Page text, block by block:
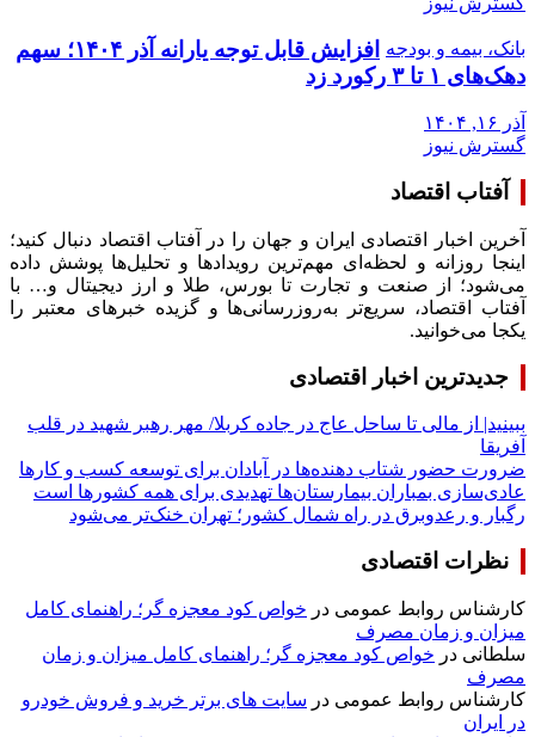
بانک، بیمه و بودجه
افزایش قابل توجه یارانه آذر ۱۴۰۴؛ سهم
دهک‌های ۱ تا ۳ رکورد زد
آذر ۱۶, ۱۴۰۴
گسترش نیوز
آفتاب اقتصاد
آخرین اخبار اقتصادی ایران و جهان را در آفتاب اقتصاد دنبال کنید؛
اینجا روزانه و لحظه‌ای مهم‌ترین رویدادها و تحلیل‌ها پوشش داده
می‌شود؛ از صنعت و تجارت تا بورس، طلا و ارز دیجیتال و… با
آفتاب اقتصاد، سریع‌تر به‌روزرسانی‌ها و گزیده خبرهای معتبر را
یکجا می‌خوانید.
جدیدترین اخبار اقتصادی
ببینید| از مالی تا ساحل عاج در جاده کربلا/ مهر رهبر شهید در قلب
آفریقا
ضرورت حضور شتاب ‌دهنده‌ها در آبادان برای توسعه کسب‌ و کارها
عادی‌سازی بمباران بیمارستان‌ها تهدیدی برای همه کشورها است
رگبار و رعدوبرق در راه شمال کشور؛ تهران خنک‌تر می‌شود
نظرات اقتصادی
کارشناس روابط عمومی در خواص کود معجزه گر؛ راهنمای کامل
میزان و زمان مصرف
سلطانی در خواص کود معجزه گر؛ راهنمای کامل میزان و زمان
مصرف
کارشناس روابط عمومی در سایت های برتر خرید و فروش خودرو
در ایران